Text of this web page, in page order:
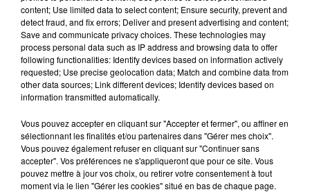
content; Use limited data to select content; Ensure security, prevent and
detect fraud, and fix errors; Deliver and present advertising and content;
Save and communicate privacy choices. These technologies may
process personal data such as IP address and browsing data to offer
following functionalities: Identify devices based on information actively
requested; Use precise geolocation data; Match and combine data from
other data sources; Link different devices; Identify devices based on
information transmitted automatically.
Vous pouvez accepter en cliquant sur "Accepter et fermer", ou affiner en
sélectionnant les finalités et/ou partenaires dans "Gérer mes choix".
Vous pouvez également refuser en cliquant sur "Continuer sans
accepter". Vos préférences ne s'appliqueront que pour ce site. Vous
pouvez mettre à jour vos choix, ou retirer votre consentement à tout
moment via le lien "Gérer les cookies" situé en bas de chaque page.